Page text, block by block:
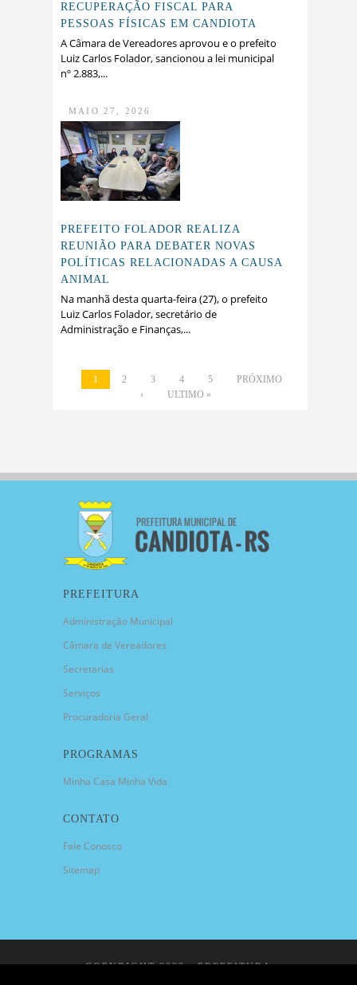
RECUPERAÇÃO FISCAL PARA
PESSOAS FÍSICAS EM CANDIOTA
A Câmara de Vereadores aprovou e o prefeito
Luiz Carlos Folador, sancionou a lei municipal
nº 2.883,...
MAIO 27, 2026
PREFEITO FOLADOR REALIZA
REUNIÃO PARA DEBATER NOVAS
POLÍTICAS RELACIONADAS A CAUSA
ANIMAL
Na manhã desta quarta-feira (27), o prefeito
Luiz Carlos Folador, secretário de
Administração e Finanças,...
1 2 3 4 5
PRÓXIMO
›
ULTIMO »
PREFEITURA
Administração Municipal
Câmara de Vereadores
Secretarias
Serviços
Procuradoria Geral
PROGRAMAS
Minha Casa Minha Vida
CONTATO
Fale Conosco
Sitemap
COPYRIGHT 2023 - PREFEITURA